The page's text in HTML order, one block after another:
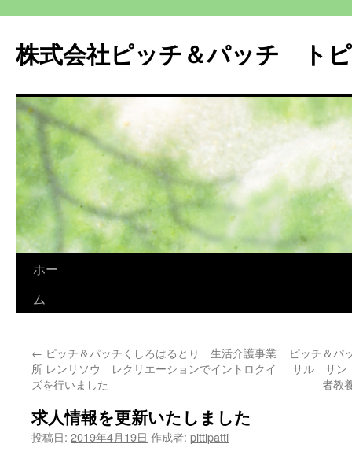
株式会社ピッチ＆パッチ ト
ン
ツ
へ
ス
ホー
ム
← ピッチ＆パッチくしろはるとり 生活介護事業
所 レンリソウ レクリエーションでイントロクイ
ズを行いました
ピッチ＆パ
サル サン
者教
求人情報を更新いたしました
投稿日: 2019年4月19日 作成者: pittipatti